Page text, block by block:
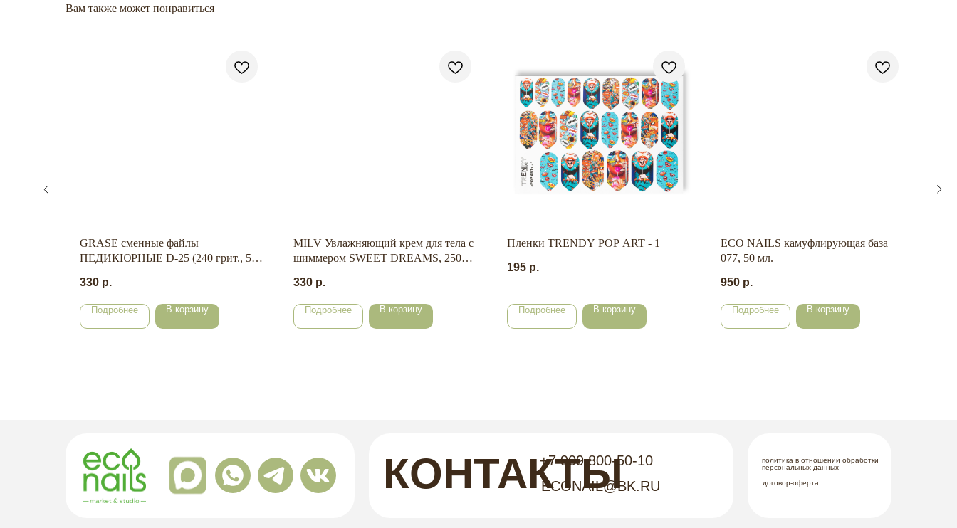
Вам также может понравиться
GRASE сменные файлы
ПЕДИКЮРНЫЕ D-25 (240 грит., 50
330 р.
Подробнее В корзину
MILV Увлажняющий крем для тела с
шиммером SWEET DREAMS, 250
330 р.
Подробнее В корзину
Пленки TRENDY POP ART - 1
195 р.
Подробнее В корзину
ECO NAILS камуфлирующая база
077, 50 мл.
950 р.
Подробнее В корзину
КОНТАКТЫ
+7 909 800-50-10
ECONAIL@BK.RU
политика в отношении обработки
персональных данных
договор-оферта